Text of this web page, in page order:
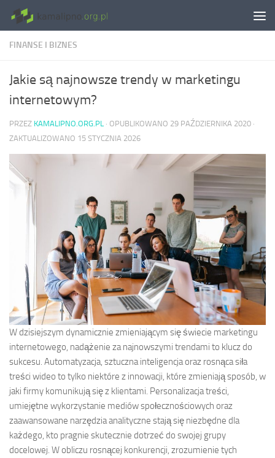
Skip to content
FINANSE I BIZNES
Jakie są najnowsze trendy w marketingu
internetowym?
PRZEZ KAMALIPNO.ORG.PL · OPUBLIKOWANO 29 PAŹDZIERNIKA 2020 ·
ZAKTUALIZOWANO 15 STYCZNIA 2026
W dzisiejszym dynamicznie zmieniającym się świecie marketingu
internetowego, nadążenie za najnowszymi trendami to klucz do
sukcesu. Automatyzacja, sztuczna inteligencja oraz rosnąca siła
treści wideo to tylko niektóre z innowacji, które zmieniają sposób, w
jaki firmy komunikują się z klientami. Personalizacja treści,
umiejętne wykorzystanie mediów społecznościowych oraz
zaawansowane narzędzia analityczne stają się niezbędne dla
każdego, kto pragnie skutecznie dotrzeć do swojej grupy
docelowej. W obliczu rosnącej konkurencji, zrozumienie tych